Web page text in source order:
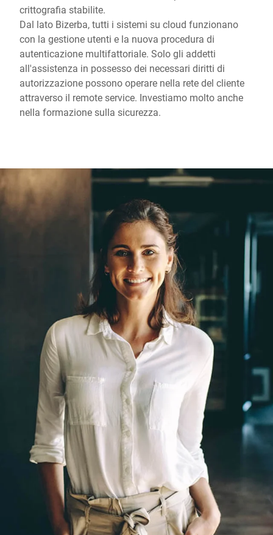
crittografia stabilite.
Dal lato Bizerba, tutti i sistemi su cloud funzionano
con la gestione utenti e la nuova procedura di
autenticazione multifattoriale. Solo gli addetti
all'assistenza in possesso dei necessari diritti di
autorizzazione possono operare nella rete del cliente
attraverso il remote service. Investiamo molto anche
nella formazione sulla sicurezza.